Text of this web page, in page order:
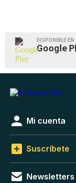
DISPONIBLE EN
Google
Mi cuenta
Suscríbete
Newsletters